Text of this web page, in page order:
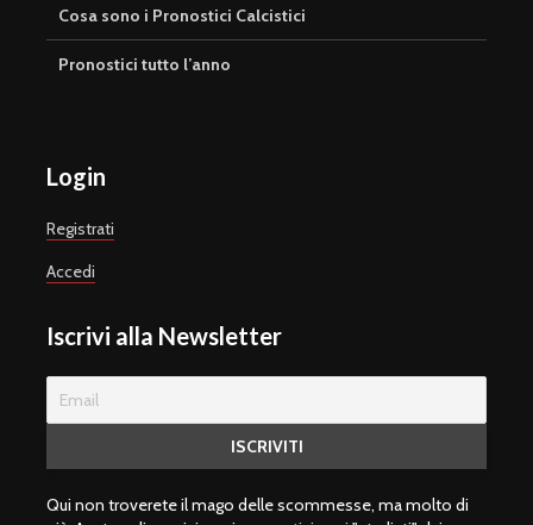
Cosa sono i Pronostici Calcistici
Pronostici tutto l’anno
Login
Registrati
Accedi
Iscrivi alla Newsletter
Qui non troverete il mago delle scommesse, ma molto di